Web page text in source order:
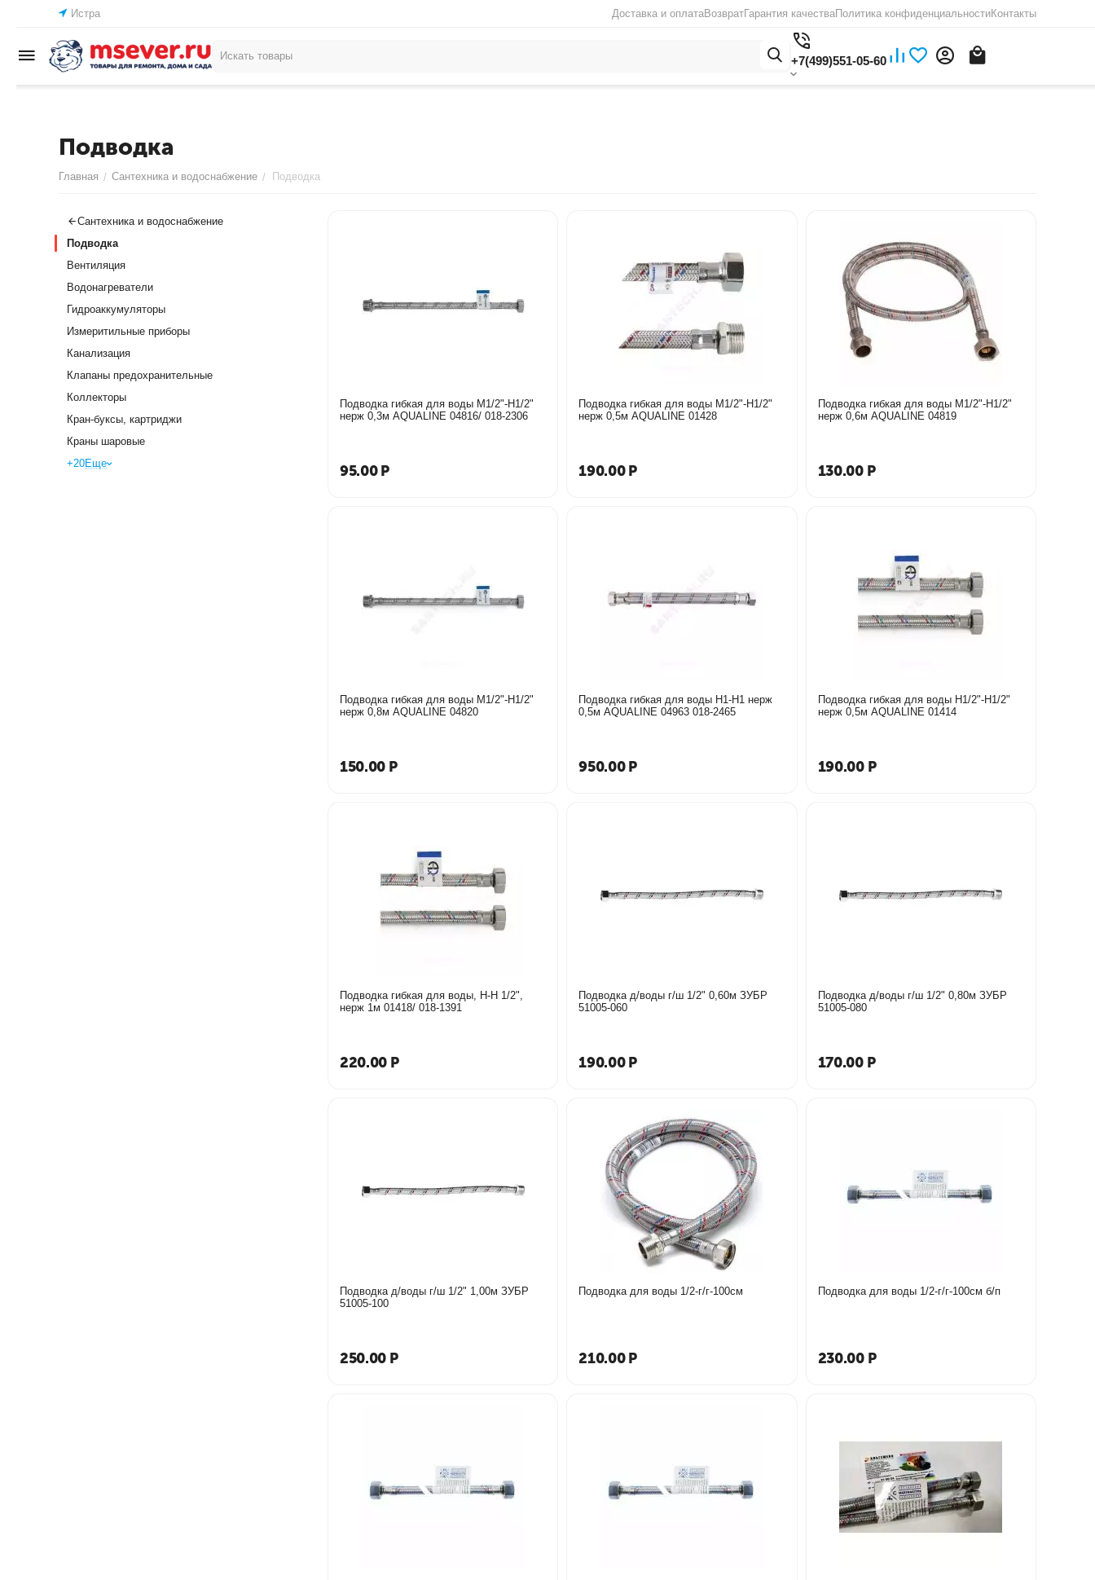
Истра Доставка и оплатаВозвратГарантия качестваПолитика конфиденциальностиКонтакты
+7(499)551-05-60
Подводка
Главная / Сантехника и водоснабжение / Подводка
Подводка гибкая для воды М1/2"-Н1/2"
нерж 0,3м AQUALINE 04816/ 018-2306
95.00 Р
Подводка гибкая для воды М1/2"-Н1/2"
нерж 0,5м AQUALINE 01428
190.00 Р
Подводка гибкая для воды М1/2"-Н1/2"
нерж 0,6м AQUALINE 04819
130.00 Р
Подводка гибкая для воды М1/2"-Н1/2"
нерж 0,8м AQUALINE 04820
150.00 Р
Подводка гибкая для воды Н1-Н1 нерж
0,5м AQUALINE 04963 018-2465
950.00 Р
Подводка гибкая для воды Н1/2"-Н1/2"
нерж 0,5м AQUALINE 01414
190.00 Р
Подводка гибкая для воды, Н-Н 1/2",
нерж 1м 01418/ 018-1391
220.00 Р
Подводка д/воды г/ш 1/2" 0,60м ЗУБР
51005-060
190.00 Р
Подводка д/воды г/ш 1/2" 0,80м ЗУБР
51005-080
170.00 Р
Подводка д/воды г/ш 1/2" 1,00м ЗУБР
51005-100
250.00 Р
Подводка для воды 1/2-г/г-100см
210.00 Р
Подводка для воды 1/2-г/г-100см б/п
230.00 Р
Сантехника и водоснабжение
Подводка
Вентиляция
Водонагреватели
Гидроаккумуляторы
Измеритильные приборы
Канализация
Клапаны предохранительные
Коллекторы
Кран-буксы, картриджи
Краны шаровые
+20Еще